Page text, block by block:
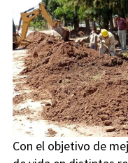
Con el objetivo de